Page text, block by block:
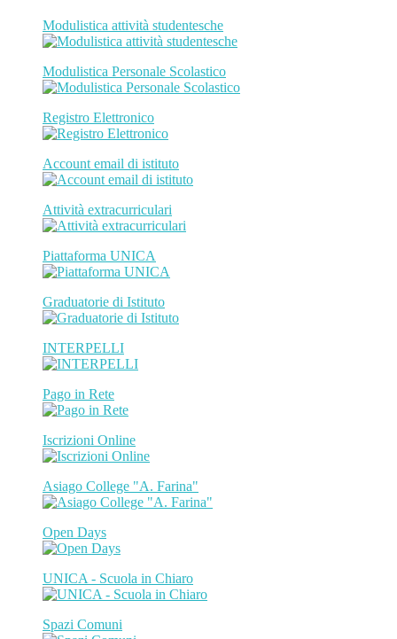
Modulistica attività studentesche
Modulistica Personale Scolastico
Registro Elettronico
Account email di istituto
Attività extracurriculari
Piattaforma UNICA
Graduatorie di Istituto
INTERPELLI
Pago in Rete
Iscrizioni Online
Asiago College "A. Farina"
Open Days
UNICA - Scuola in Chiaro
Spazi Comuni